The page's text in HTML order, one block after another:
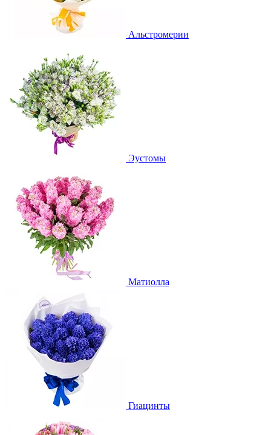
Альстромерии
Эустомы
Матиолла
Гиацинты